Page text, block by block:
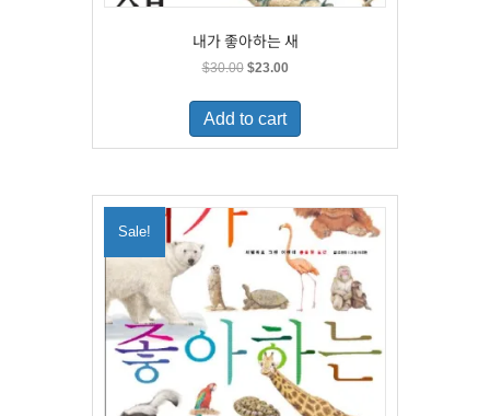
내가 좋아하는 새
$30.00 Original
was:
$30.00.
$23.00Current
is:
$23.00.
Add to cart
Sale!